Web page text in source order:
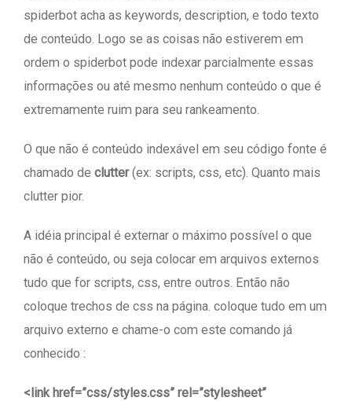
spiderbot acha as keywords, description, e todo texto
de conteúdo. Logo se as coisas não estiverem em
ordem o spiderbot pode indexar parcialmente essas
informações ou até mesmo nenhum conteúdo o que é
extremamente ruim para seu rankeamento.
O que não é conteúdo indexável em seu código fonte é
chamado de clutter(ex: scripts, css, etc). Quanto mais
clutter pior.
A idéia principal é externar o máximo possível o que
não é conteúdo, ou seja colocar em arquivos externos
tudo que for scripts, css, entre outros. Então não
coloque trechos de css na página. coloque tudo em um
arquivo externo e chame-o com este comando já
conhecido :
<link href=”css/styles.css” rel=”stylesheet”